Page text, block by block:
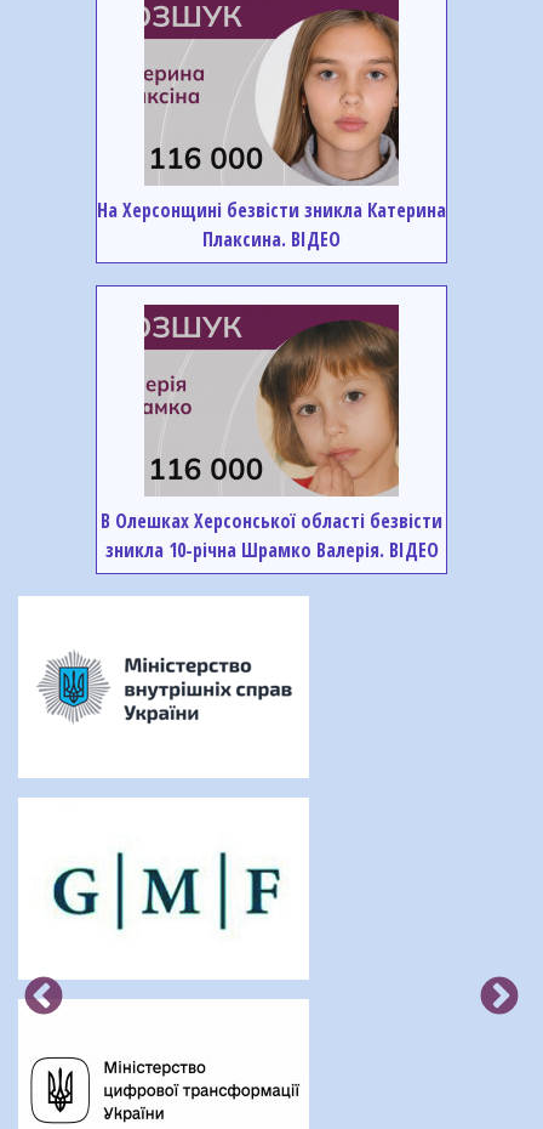
На Херсонщині безвісти зникла Катерина
Плаксина. ВІДЕО
В Олешках Херсонської області безвісти
зникла 10-річна Шрамко Валерія. ВІДЕО